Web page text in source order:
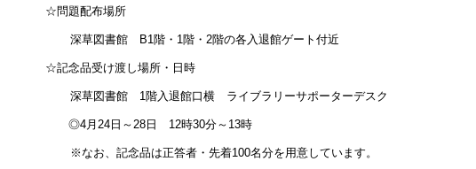
☆問題配布場所
深草図書館 B1階・ 1階・ 2階の各入退館ゲート付近
☆記念品受け渡し場所・日時
深草図書館 1階入退館口横 ライブラリーサポーターデスク
◎4月 24 日～28 日 12時30分～ 13時
※なお、記念品は正答者・先着100名分を用意しています。